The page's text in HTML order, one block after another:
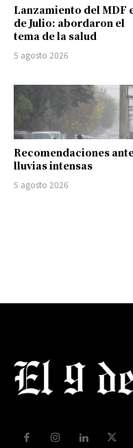
Lanzamiento del MDF
de Julio: abordaron el
tema de la salud
5 agosto 2026
Recomendaciones
lluvias intensas
5 agosto 2026